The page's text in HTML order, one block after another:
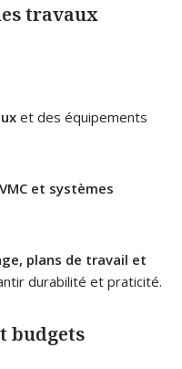
travaux
et des équipements
et systèmes
plans de travail et
durabilité et praticité.
budgets